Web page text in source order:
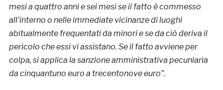
mesi a quattro anni e sei mesi se il fatto è commesso
all’interno o nelle immediate vicinanze di luoghi
abitualmente frequentati da minori e se da ciò deriva il
pericolo che essi vi assistano. Se il fatto avviene per
colpa, si applica la sanzione amministrativa pecuniaria
da cinquantuno euro a trecentonove euro”.